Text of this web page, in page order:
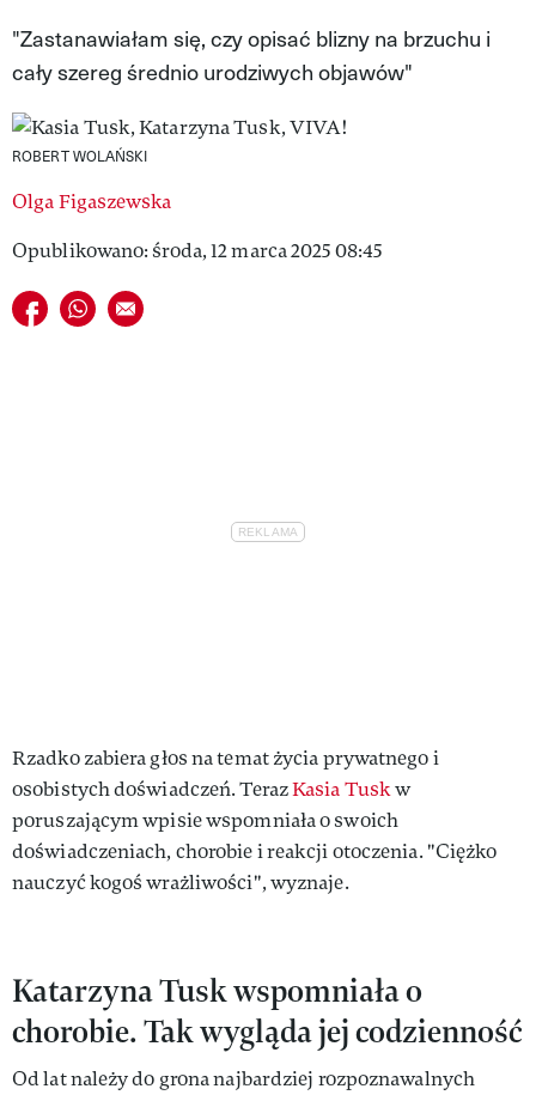
VIVA!MAN
VIVA!PEOPLE POWER
"Zastanawiałam się, czy opisać blizny na brzuchu i
cały szereg średnio urodziwych objawów"
ROBERT WOLAŃSKI
Olga Figaszewska
Opublikowano: środa, 12 marca 2025 08:45
Udostępnij na facebook
Udostępnij na whatsapp
E-mail do przyjaciela
Rzadko zabiera głos na temat życia prywatnego i
osobistych doświadczeń. TerazKasia Tuskw
poruszającym wpisie wspomniała o swoich
doświadczeniach, chorobie i reakcji otoczenia. "Ciężko
nauczyć kogoś wrażliwości", wyznaje.
Katarzyna Tusk wspomniała o
chorobie. Tak wygląda jej codzienność
Od lat należy do grona najbardziej rozpoznawalnych